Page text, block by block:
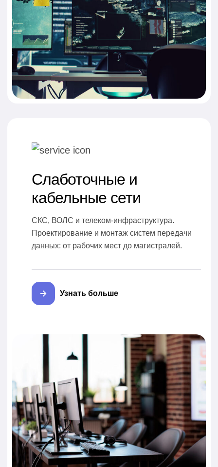
Слаботочные и
кабельные сети
СКС, ВОЛС и телеком-инфраструктура.
Проектирование и монтаж систем передачи
данных: от рабочих мест до магистралей.
Узнать больше